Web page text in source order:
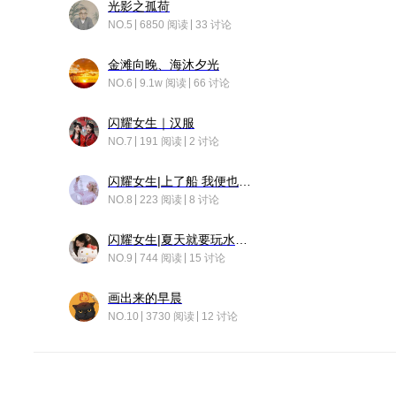
光影之孤荷
NO.5 6850 阅读 33 讨论
金滩向晚、海沐夕光
NO.6 9.1w 阅读 66 讨论
闪耀女生｜汉服
NO.7 191 阅读 2 讨论
NO.8 223 阅读 8 讨论
NO.9 744 阅读 15 讨论
画出来的早晨
NO.10 3730 阅读 12 讨论